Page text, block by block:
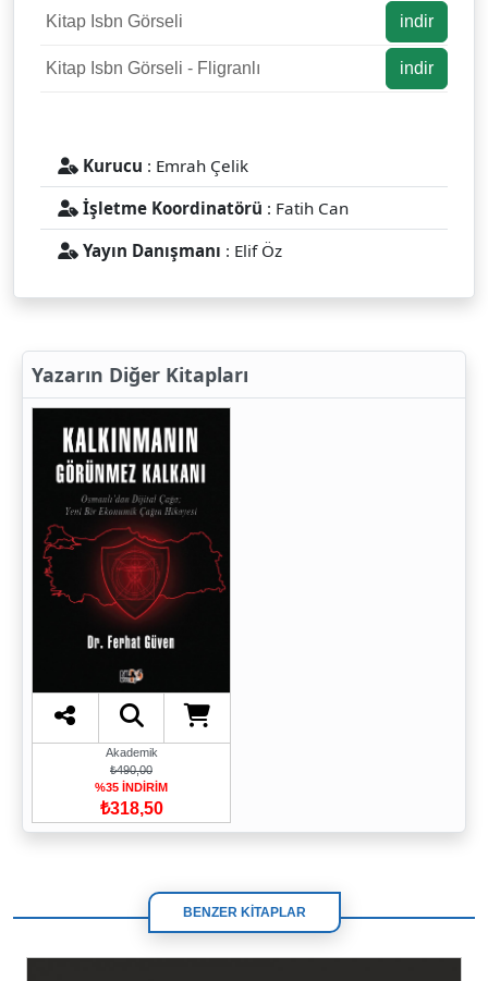
Kitap Isbn Görseli indir
Kitap Isbn Görseli - Fligranlı indir
Kurucu : Emrah Çelik
İşletme Koordinatörü : Fatih Can
Yayın Danışmanı : Elif Öz
Yazarın Diğer Kitapları
Akademik
₺490,00
%35 İNDİRİM
₺318,50
BENZER KİTAPLAR